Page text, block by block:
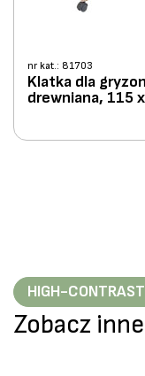
nr kat.: 81703
Klatka dla
drewniana, 115
HIGH-
Zobacz